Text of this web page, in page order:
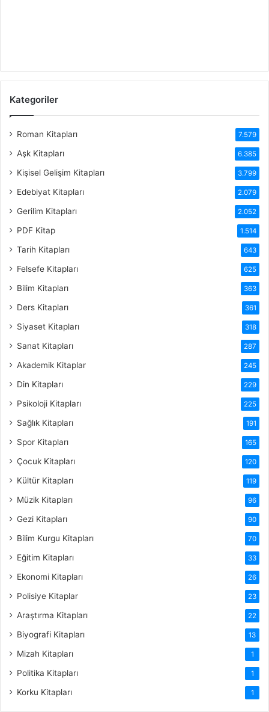
Kategoriler
Roman Kitapları 7.579
Aşk Kitapları 6.385
Kişisel Gelişim Kitapları 3.799
Edebiyat Kitapları 2.079
Gerilim Kitapları 2.052
PDF Kitap 1.514
Tarih Kitapları 643
Felsefe Kitapları 625
Bilim Kitapları 363
Ders Kitapları 361
Siyaset Kitapları 318
Sanat Kitapları 287
Akademik Kitaplar 245
Din Kitapları 229
Psikoloji Kitapları 225
Sağlık Kitapları 191
Spor Kitapları 165
Çocuk Kitapları 120
Kültür Kitapları 119
Müzik Kitapları 96
Gezi Kitapları 90
Bilim Kurgu Kitapları 70
Eğitim Kitapları 33
Ekonomi Kitapları 26
Polisiye Kitaplar 23
Araştırma Kitapları 22
Biyografi Kitapları 13
Mizah Kitapları 1
Politika Kitapları 1
Korku Kitapları 1